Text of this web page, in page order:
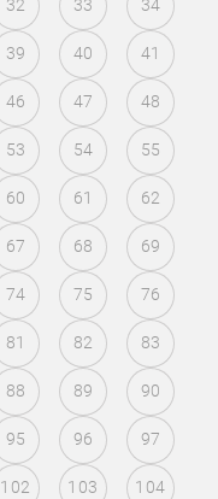
32 33 34
39 40 41
46 47 48
53 54 55
60 61 62
67 68 69
74 75 76
81 82 83
88 89 90
95 96 97
102 103 104